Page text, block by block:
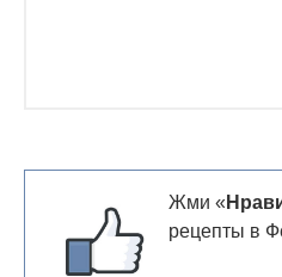
Жми «
рецепты в